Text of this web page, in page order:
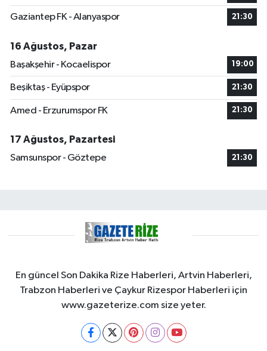
Gaziantep FK - Alanyaspor 21:30
16 Ağustos, Pazar
Başakşehir - Kocaelispor
19:00
Beşiktaş - Eyüpspor 21:30
Amed - Erzurumspor FK 21:30
17 Ağustos, Pazartesi
Samsunspor - Göztepe
21:30
En güncel Son Dakika Rize Haberleri, Artvin Haberleri,
Trabzon Haberleri ve Çaykur Rizespor Haberleri için
www.gazeterize.com size yeter.